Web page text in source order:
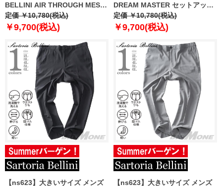
BELLINI AIR THROUGH MESH
セットアップ ストレッチ パンツ
軽量 防シワ 高通気 ty-bre-pt-l
定価 ￥10,780(税込)
￥9,700(税込)
DREAM MASTER セットアップ
トロピカル 2WAYストレッチ パ
ンツ dm2423ps-se
定価 ￥10,780(税込)
￥9,700(税込)
【ns623】大きいサイズ メンズ 【ns623】大きいサイズ メンズ